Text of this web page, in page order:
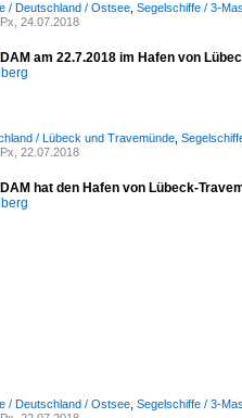
/ Deutschland / Ostsee Segelschiffe / 3-
24.07.2018
am 22.7.2018 im Hafen von
/ Lübeck und Travemünde
22.07.2018
hat den Hafen von Lübeck-
/ Deutschland / Ostsee Segelschiffe / 3-